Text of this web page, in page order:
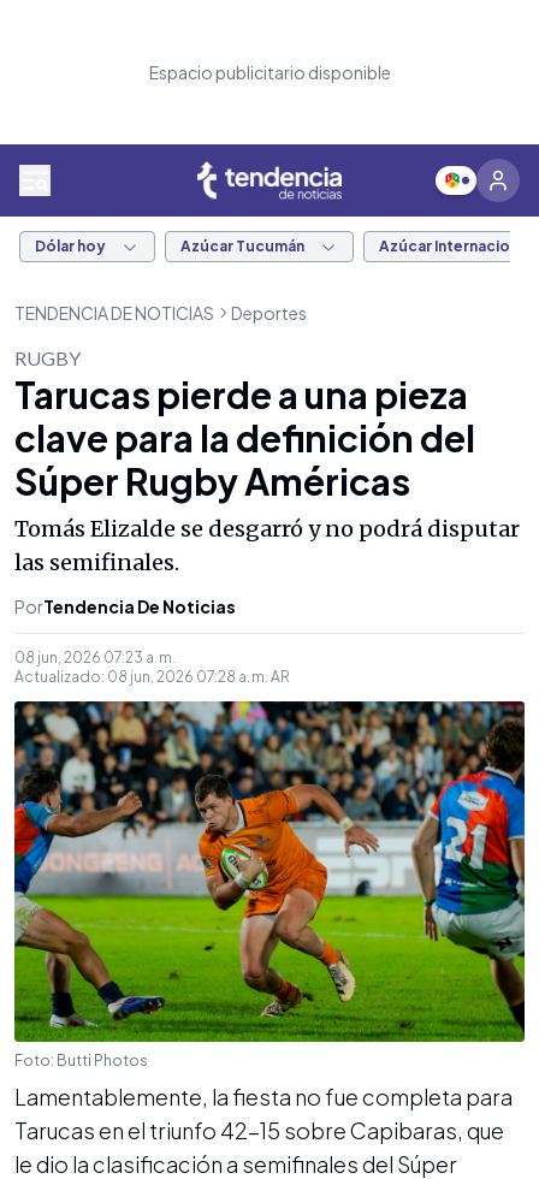
Espacio publicitario disponible
Dólar hoy Azúcar Tucumán Azúcar Internacional
TENDENCIA DE NOTICIAS Deportes
RUGBY
Tarucas pierde a una pieza
clave para la definición del
Súper Rugby Américas
Tomás Elizalde se desgarró y no podrá disputar
las semifinales.
PorTendencia De Noticias
08 jun, 2026 07:23 a. m.
Actualizado: 08 jun, 2026 07:28 a. m. AR
Foto: Butti Photos
Lamentablemente, la fiesta no fue completa para
Tarucas en el triunfo 42-15 sobre Capibaras, que
le dio la clasificación a semifinales del Súper